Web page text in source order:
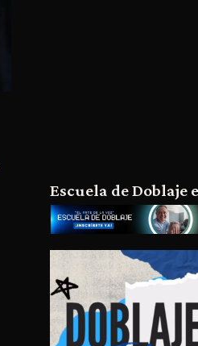
Escuela de Doblaje